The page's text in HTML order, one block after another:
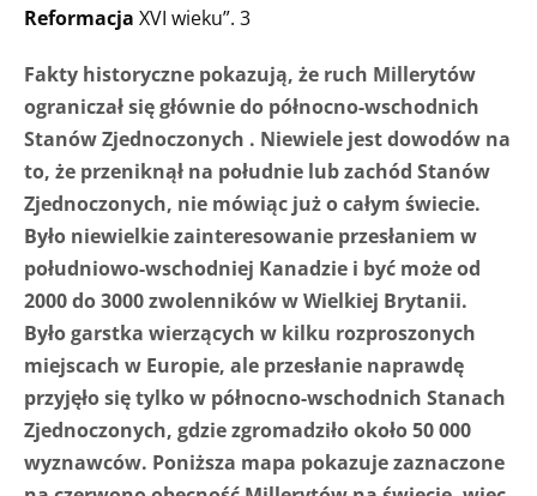
Reformacja XVI wieku”. 3
Fakty historyczne pokazują, że ruch Millerytów
ograniczał się głównie do północno-wschodnich
Stanów Zjednoczonych . Niewiele jest dowodów na
to, że przeniknął na południe lub zachód Stanów
Zjednoczonych, nie mówiąc już o całym świecie.
Było niewielkie zainteresowanie przesłaniem w
południowo-wschodniej Kanadzie i być może od
2000 do 3000 zwolenników w Wielkiej Brytanii.
Było garstka wierzących w kilku rozproszonych
miejscach w Europie, ale przesłanie naprawdę
przyjęło się tylko w północno-wschodnich Stanach
Zjednoczonych, gdzie zgromadziło około 50 000
wyznawców. Poniższa mapa pokazuje zaznaczone